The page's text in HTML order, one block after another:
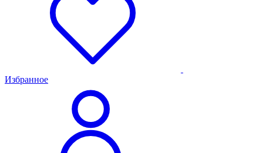
Избранное